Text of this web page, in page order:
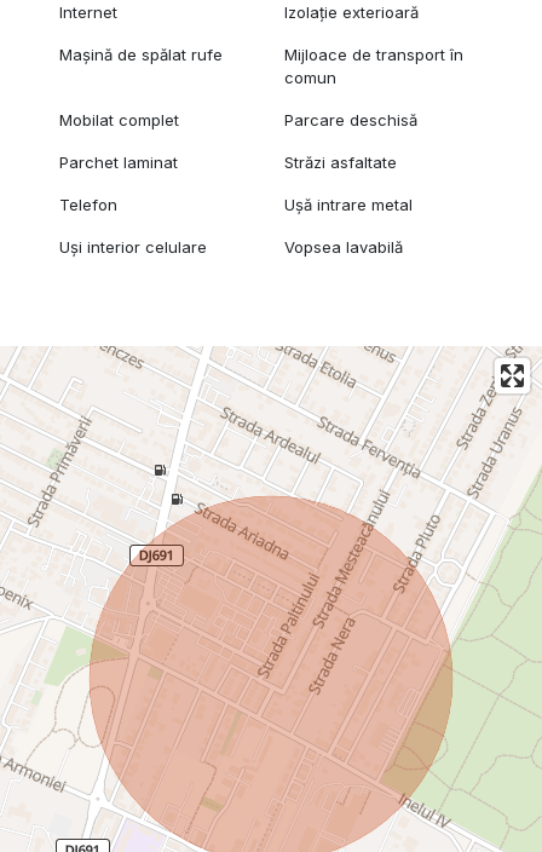
Internet Izolație exterioară
Mașină de spălat rufe
Mijloace de transport în
comun
Mobilat complet Parcare deschisă
Parchet laminat Străzi asfaltate
Telefon Ușă intrare metal
Uși interior celulare Vopsea lavabilă